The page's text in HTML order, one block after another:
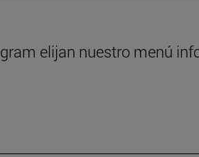
elijan nuestro menú